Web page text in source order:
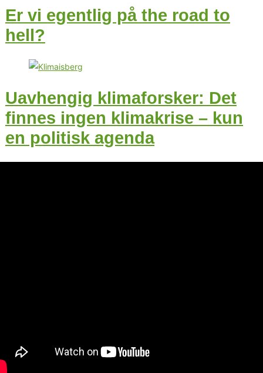
Er vi egentlig på the road to
hell?
Uavhengig klimaforsker: Det
finnes ingen klimakrise – kun
en politisk agenda